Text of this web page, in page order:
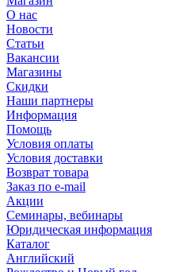
О нас
Новости
Статьи
Вакансии
Магазины
Скидки
Наши партнеры
Информация
Помощь
Условия оплаты
Условия доставки
Возврат товара
Заказ по e-mail
Акции
Семинары, вебинары
Юридическая информация
Каталог
Английский